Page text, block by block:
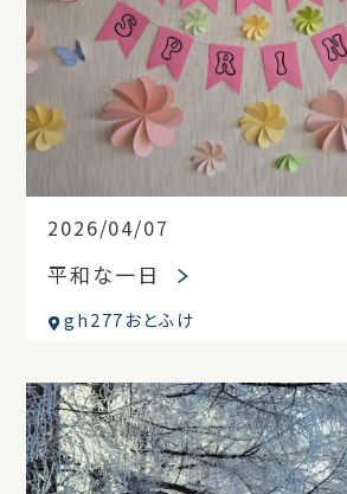
2026/04/07
平和な一日
gh277おとふけ